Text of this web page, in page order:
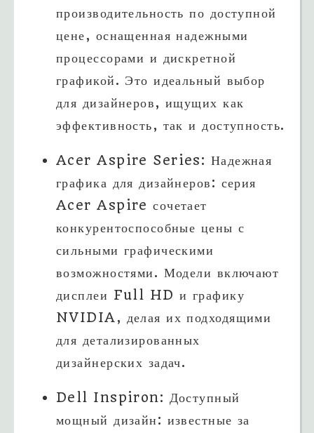
производительность по доступной
цене, оснащенная надежными
процессорами и дискретной
графикой. Это идеальный выбор
для дизайнеров, ищущих как
эффективность, так и доступность.
Acer Aspire Series: Надежная
графика для дизайнеров: серия
Acer Aspire сочетает
конкурентоспособные цены с
сильными графическими
возможностями. Модели включают
дисплеи Full HD и графику
NVIDIA, делая их подходящими
для детализированных
дизайнерских задач.
Dell Inspiron: Доступный
мощный дизайн: известные за